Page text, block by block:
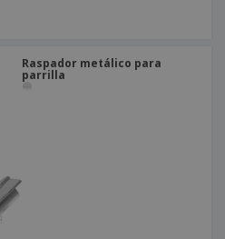
Raspador metálico para
parrilla